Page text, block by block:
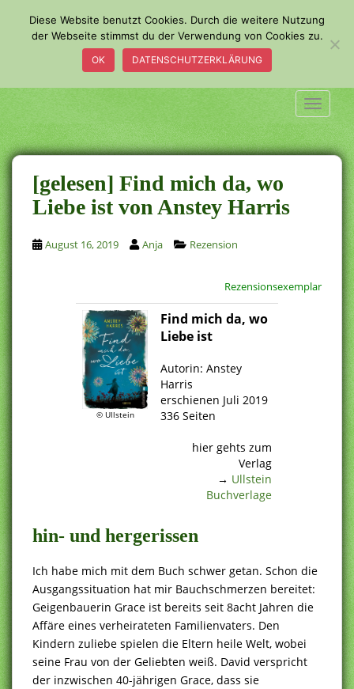
o
m
a
i
n
c
o
n
t
e
n
t
[gelesen] Find mich da, wo
Liebe ist von Anstey Harris
August 16, 2019 Anja Rezension
Rezensionsexemplar
© Ullstein
Find mich da, wo
Liebe ist
Autorin: Anstey
Harris
erschienen Juli 2019
336 Seiten
hier gehts zum
Verlag
→ Ullstein
Buchverlage
hin- und hergerissen
Ich habe mich mit dem Buch schwer getan. Schon die
Ausgangssituation hat mir Bauchschmerzen bereitet:
Geigenbauerin Grace ist bereits seit 8acht Jahren die
Affäre eines verheirateten Familienvaters. Den
Kindern zuliebe spielen die Eltern heile Welt, wobei
seine Frau von der Geliebten weiß. David verspricht
der inzwischen 40-jährigen Grace, dass sie
Diese Website benutzt Cookies. Durch die weitere Nutzung
der Webseite stimmst du der Verwendung von Cookies zu.
OK DATENSCHUTZERKLÄRUNG